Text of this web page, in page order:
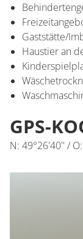
Gaststätte/
Haustier an
GPS-
N: 49°26'40'' /